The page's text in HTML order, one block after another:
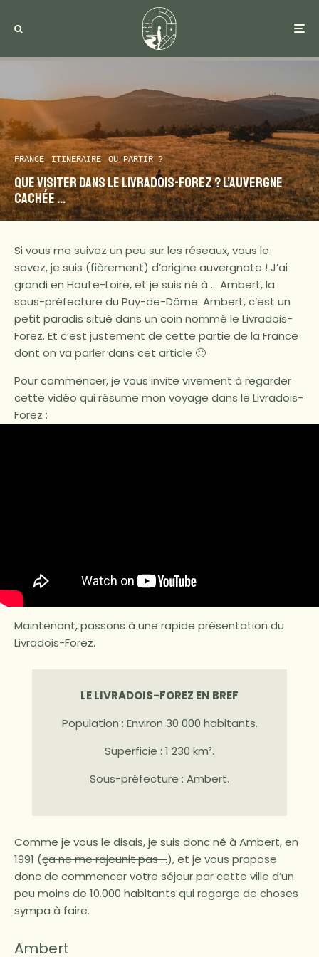
FRANCE ITINERAIRE OU PARTIR ?
Que visiter dans le Livradois-Forez ? L’Auvergne
cachée …
Si vous me suivez un peu sur les réseaux, vous le
savez, je suis (fièrement) d’origine auvergnate ! J’ai
grandi en Haute-Loire, et je suis né à … Ambert, la
sous-préfecture du Puy-de-Dôme. Ambert, c’est un
petit paradis situé dans un coin nommé le Livradois-
Forez. Et c’est justement de cette partie de la France
dont on va parler dans cet article 🙂
Pour commencer, je vous invite vivement à regarder
cette vidéo qui résume mon voyage dans le Livradois-
Forez :
Maintenant, passons à une rapide présentation du
Livradois-Forez.
LE LIVRADOIS-FOREZ EN BREF
Population : Environ 30 000 habitants.
Superficie : 1 230 km².
Sous-préfecture : Ambert.
Comme je vous le disais, je suis donc né à Ambert, en
1991 (ça ne me rajeunit pas …), et je vous propose
donc de commencer votre séjour par cette ville d’un
peu moins de 10.000 habitants qui regorge de choses
sympa à faire.
Ambert